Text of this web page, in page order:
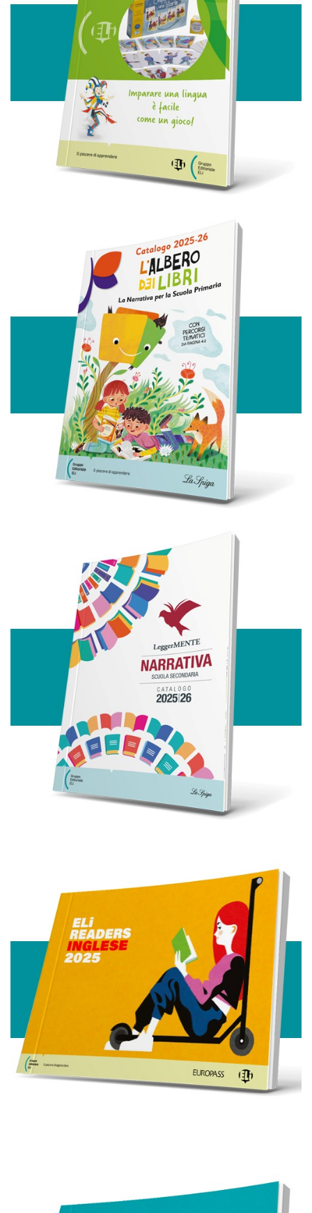
analizzare il nostro traffico. Condividiamo inoltre
informazioni sul modo in cui utilizza il nostro sito con i
nostri partner che si occupano di analisi dei dati web,
pubblicità e social media, i quali potrebbero combinarle
con altre informazioni che ha fornito loro o che hanno
raccolto dal suo utilizzo dei loro servizi.